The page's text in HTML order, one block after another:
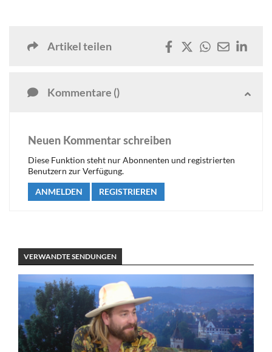
Artikel teilen
Kommentare ()
Neuen Kommentar schreiben
Diese Funktion steht nur Abonnenten und registrierten
Benutzern zur Verfügung.
ANMELDEN
REGISTRIEREN
VERWANDTE SENDUNGEN